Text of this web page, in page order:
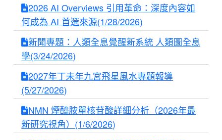
2026 AI Overviews 引用革命：深度內容如
何成為 AI 首選來源(1/28/2026)
新聞專題：人類全息覺醒新系統 人類圖全息
學(3/24/2026)
2027年丁未年九宮飛星風水專題報導
(5/27/2026)
NMN 煙醯胺單核苷酸詳細分析（2026年最
新研究視角）(1/6/2026)